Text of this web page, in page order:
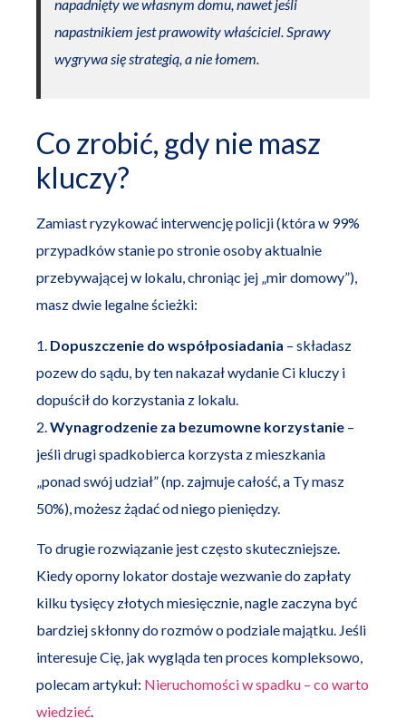
napadnięty we własnym domu, nawet jeśli
napastnikiem jest prawowity właściciel. Sprawy
wygrywa się strategią, a nie łomem.
Co zrobić, gdy nie masz
kluczy?
Zamiast ryzykować interwencję policji (która w 99%
przypadków stanie po stronie osoby aktualnie
przebywającej w lokalu, chroniąc jej „mir domowy”),
masz dwie legalne ścieżki:
1. Dopuszczenie do współposiadania – składasz
pozew do sądu, by ten nakazał wydanie Ci kluczy i
dopuścił do korzystania z lokalu.
2. Wynagrodzenie za bezumowne korzystanie –
jeśli drugi spadkobierca korzysta z mieszkania
„ponad swój udział” (np. zajmuje całość, a Ty masz
50%), możesz żądać od niego pieniędzy.
To drugie rozwiązanie jest często skuteczniejsze.
Kiedy oporny lokator dostaje wezwanie do zapłaty
kilku tysięcy złotych miesięcznie, nagle zaczyna być
bardziej skłonny do rozmów o podziale majątku. Jeśli
interesuje Cię, jak wygląda ten proces kompleksowo,
polecam artykuł: Nieruchomości w spadku – co warto
wiedzieć.